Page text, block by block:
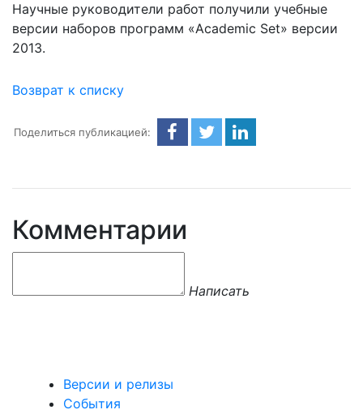
Научные руководители работ получили учебные
версии наборов программ «Academic Set» версии
2013.
Возврат к списку
Поделиться публикацией:
Комментарии
Написать
Версии и релизы
События